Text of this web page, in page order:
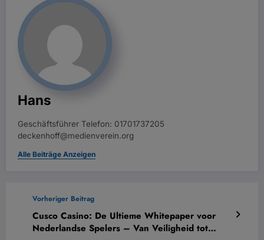
Hans
Geschäftsführer Telefon: 01701737205
deckenhoff@medienverein.org
Alle Beiträge Anzeigen
Vorheriger Beitrag
Cusco Casino: De Ultieme Whitepaper voor
Nederlandse Spelers – Van Veiligheid tot